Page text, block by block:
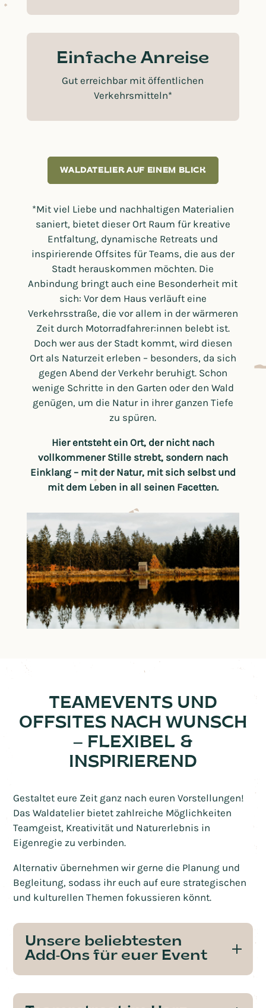
Einfache Anreise
Gut erreichbar mit öffentlichen
Verkehrsmitteln*
WALDATELIER AUF EINEM BLICK
*Mit viel Liebe und nachhaltigen Materialien
saniert, bietet dieser Ort Raum für kreative
Entfaltung, dynamische Retreats und
inspirierende Offsites für Teams, die aus der
Stadt herauskommen möchten. Die
Anbindung bringt auch eine Besonderheit mit
sich: Vor dem Haus verläuft eine
Verkehrsstraße, die vor allem in der wärmeren
Zeit durch Motorradfahrer:innen belebt ist.
Doch wer aus der Stadt kommt, wird diesen
Ort als Naturzeit erleben – besonders, da sich
gegen Abend der Verkehr beruhigt. Schon
wenige Schritte in den Garten oder den Wald
genügen, um die Natur in ihrer ganzen Tiefe
zu spüren.
Hier entsteht ein Ort, der nicht nach
vollkommener Stille strebt, sondern nach
Einklang – mit der Natur, mit sich selbst und
mit dem Leben in all seinen Facetten.
TEAMEVENTS UND
OFFSITES NACH WUNSCH
– FLEXIBEL &
INSPIRIEREND
Gestaltet eure Zeit ganz nach euren Vorstellungen!
Das Waldatelier bietet zahlreiche Möglichkeiten
Teamgeist, Kreativität und Naturerlebnis in
Eigenregie zu verbinden.
Alternativ übernehmen wir gerne die Planung und
Begleitung, sodass ihr euch auf eure strategischen
und kulturellen Themen fokussieren könnt.
Unsere beliebtesten
Add-Ons für euer Event